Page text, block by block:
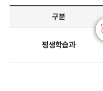
평생학습과 청소년팀 청소년수련관 업무분장 안내 - 구분, 직책, 전화번호, 주요업무 정보 제공
구분
평생학습과